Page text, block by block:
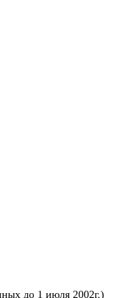
до 1 июля 2002г.)